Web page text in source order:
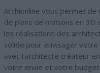
Archionline vous permet de
de plans de maisons en
les réalisations des
solide pour envisager
avec l'architecte créateur
votre envie et votre